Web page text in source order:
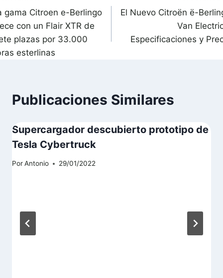
gama Citroen e-Berlingo
con un Flair XTR de
plazas por 33.000
esterlinas
El Nuevo Citroën ë-
Van
Especificaciones y
Publicaciones Similares
Supercargador descubierto prototipo de
Tesla Cybertruck
PorAntonio 29/01/2022